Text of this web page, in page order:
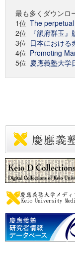
最も多くダウンロ
1位 The
2位
『韻府群玉』
3位 日本における
4位 Promoting
5位 慶應義塾大学